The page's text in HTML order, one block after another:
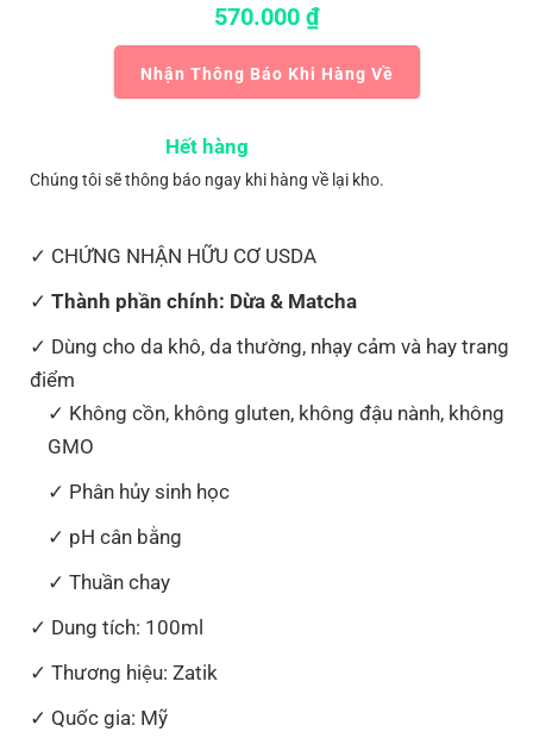
570.000 ₫
Nhận Thông Báo Khi Hàng Về
Hết hàng
Chúng tôi sẽ thông báo ngay khi hàng về lại kho.
CHỨNG NHẬN HỮU CƠ USDA
Thành phần chính: Dừa & Matcha
Dùng cho da khô, da thường, nhạy cảm và hay trang
điểm
Không cồn, không gluten, không đậu nành, không
GMO
Phân hủy sinh học
pH cân bằng
Thuần chay
Dung tích: 100ml
Thương hiệu: Zatik
Quốc gia: Mỹ